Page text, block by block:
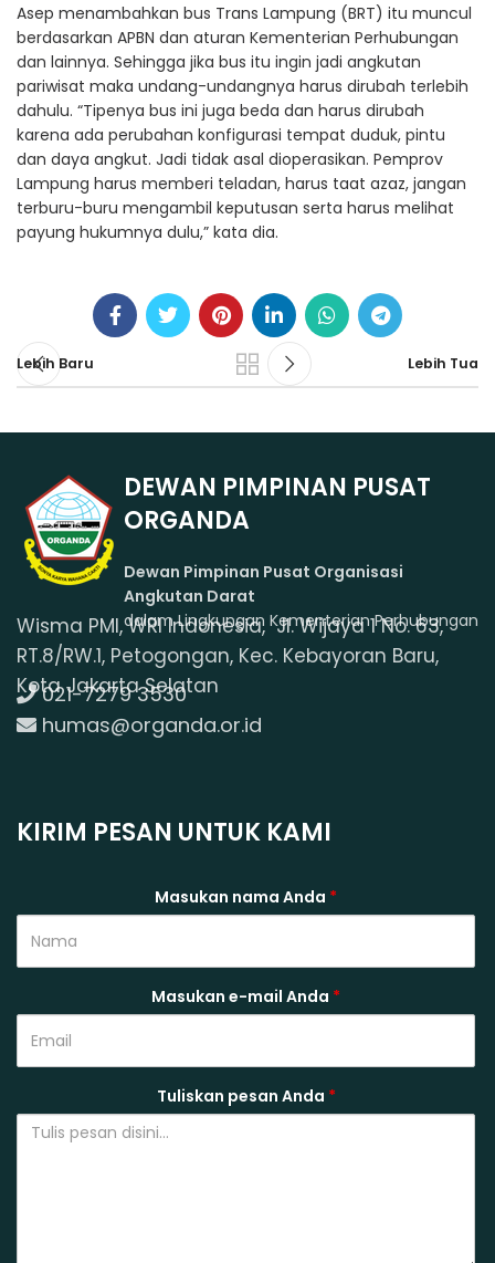
Asep menambahkan bus Trans Lampung (BRT) itu muncul
berdasarkan APBN dan aturan Kementerian Perhubungan
dan lainnya. Sehingga jika bus itu ingin jadi angkutan
pariwisat maka undang-undangnya harus dirubah terlebih
dahulu. “Tipenya bus ini juga beda dan harus dirubah
karena ada perubahan konfigurasi tempat duduk, pintu
dan daya angkut. Jadi tidak asal dioperasikan. Pemprov
Lampung harus memberi teladan, harus taat azaz, jangan
terburu-buru mengambil keputusan serta harus melihat
payung hukumnya dulu,” kata dia.
Lebih Baru Lebih Tua
DEWAN PIMPINAN PUSAT
ORGANDA
Dewan Pimpinan Pusat Organisasi
Angkutan Darat
dalam Lingkungan Kementerian Perhubungan
Wisma PMI, WRI Indonesia, Jl. Wijaya 1 No. 63,
RT.8/RW.1, Petogongan, Kec. Kebayoran Baru,
Kota Jakarta Selatan
021-7279 3530
humas@organda.or.id
KIRIM PESAN UNTUK KAMI
Masukan nama Anda *
Masukan e-mail Anda *
Tuliskan pesan Anda *